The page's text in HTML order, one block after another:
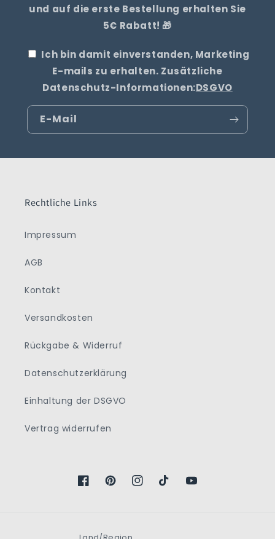
und auf die erste Bestellung erhalten Sie
5€ Rabatt! 🎁
Ich bin damit einverstanden, Marketing
E-mails zu erhalten. Zusätzliche
Datenschutz-Informationen:DSGVO
E-Mail
Rechtliche Links
Impressum
AGB
Kontakt
Versandkosten
Rückgabe & Widerruf
Datenschutzerklärung
Einhaltung der DSGVO
Vertrag widerrufen
FacebookPinterestInstagramTikTokYouTube